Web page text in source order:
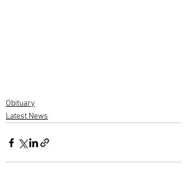
Obituary
Latest News